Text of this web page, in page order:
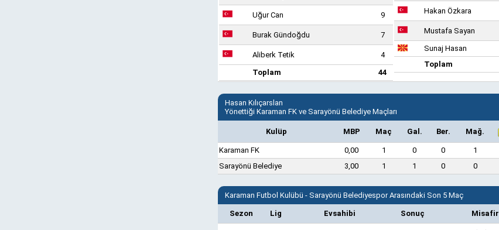
Uğur Can 9
Burak Gündoğdu 7
Aliberk Tetik
4
Toplam
44
Hakan Özkara
Mustafa Sayan
Sunaj Hasan
Toplam
Hasan Kılıçarslan
Yönettiği Karaman FK ve Sarayönü Belediye Maçları
Kulüp MBP Maç Gal. Ber. Mağ.
Karaman FK 0,00 1 0 0 1
Sarayönü Belediye
3,00 1 1 0 0
Karaman Futbol Kulübü - Sarayönü Belediyespor Arasındaki Son 5 Maç
Sezon Lig Evsahibi Sonuç Misafir